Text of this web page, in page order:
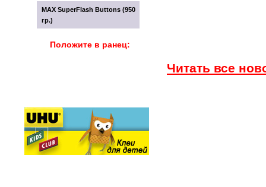
MAX SuperFlash Buttons (950
гр.)
Положите в ранец:
Читать все